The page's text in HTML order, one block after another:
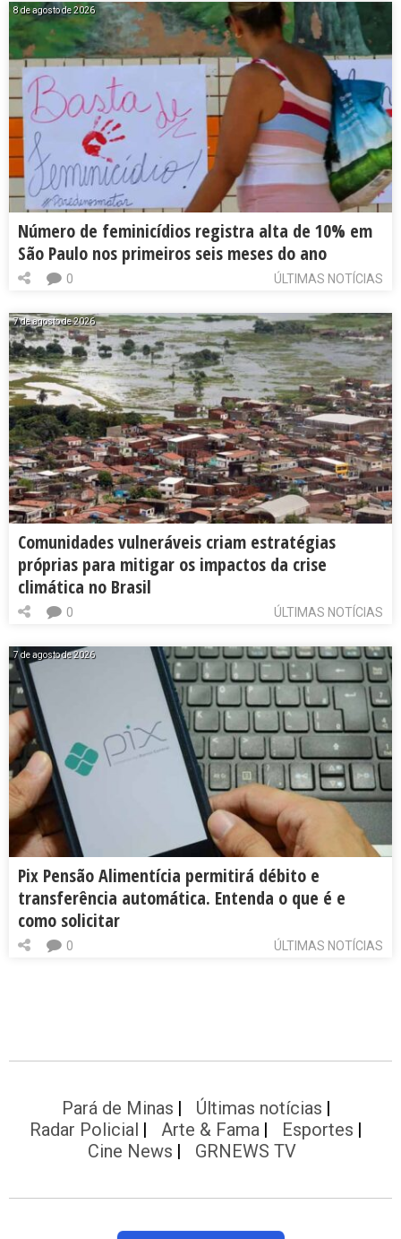
8 de agosto de 2026
Número de feminicídios registra alta de 10% em
São Paulo nos primeiros seis meses do ano
ÚLTIMAS NOTÍCIAS
0
7 de agosto de 2026
Comunidades vulneráveis criam estratégias
próprias para mitigar os impactos da crise
climática no Brasil
ÚLTIMAS NOTÍCIAS
0
7 de agosto de 2026
Pix Pensão Alimentícia permitirá débito e
transferência automática. Entenda o que é e
como solicitar
ÚLTIMAS NOTÍCIAS
0
Pará de Minas
Últimas notícias
Radar Policial
Arte & Fama
Esportes
Cine News
GRNEWS TV